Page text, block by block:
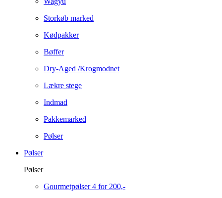
Storkøb marked
Kødpakker
Bøffer
Dry-Aged /Krogmodnet
Lækre stege
Indmad
Pakkemarked
Pølser
Pølser
Pølser
Gourmetpølser 4 for 200,-